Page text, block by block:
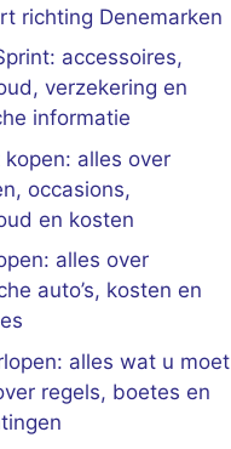
richting Denemarken
accessoires,
verzekering en
informatie
kopen: alles over
occasions,
en kosten
alles over
auto’s, kosten en
alles wat u moet
regels, boetes en